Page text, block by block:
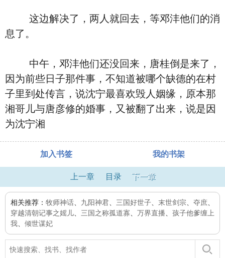
这边解决了，两人就回去，等邓沣他们的消
息了。
中午，邓沣他们还没回来，唐桂倒是来了，
因为前些日子那件事，不知道被哪个缺德的在村
子里到处传言，说沈宁最喜欢毁人姻缘，原本那
湘哥儿与唐彦修的婚事，又被翻了出来，说是因
为沈宁湘
加入书签 我的书架
上一章 目录 下一章
相关推荐： 牧师神话 九阳神君 三国好世子 末世剑宗 夺庶
穿越清朝记事之媱儿
三国之称孤道寡 万界直播
孩子他爹缠上
我
倾世谋妃